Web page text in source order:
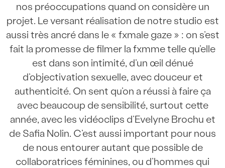
nos préoccupations quand on considère un
projet. Le versant réalisation de notre studio est
aussi très ancré dans le « fxmale gaze » : on s’est
fait la promesse de filmer la fxmme telle qu’elle
est dans son intimité, d’un œil dénué
d’objectivation sexuelle, avec douceur et
authenticité. On sent qu’on a réussi à faire ça
avec beaucoup de sensibilité, surtout cette
année, avec les vidéoclips d’Evelyne Brochu et
de Safia Nolin. C’est aussi important pour nous
de nous entourer autant que possible de
collaboratrices féminines, ou d’hommes qui